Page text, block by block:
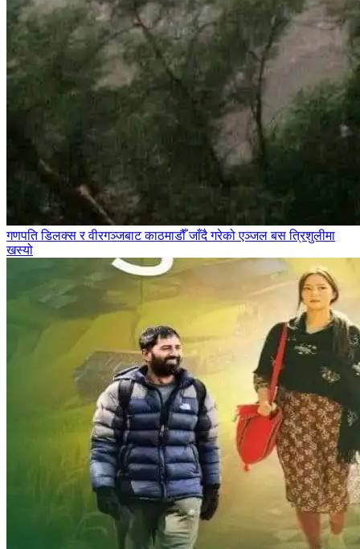
गणपति डिलक्स र वीरगञ्जबाट काठमाडौँ जाँदै गरेको एञ्जल बस त्रिशुलीमा
खस्यो